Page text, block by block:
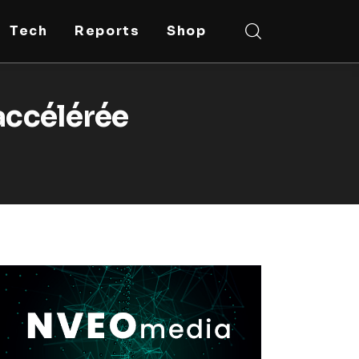
Tech Reports Shop